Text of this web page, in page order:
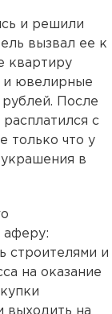
и решили
вызвал ее к
квартиру
и ювелирные
После
с
только что у
в
аферу:
строителями и
на оказание
выходить на